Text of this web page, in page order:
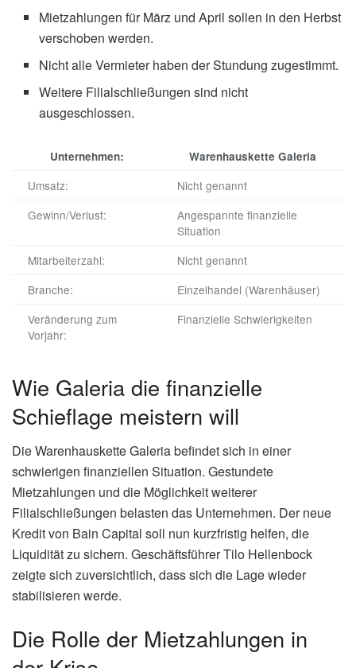
Mietzahlungen für März und April sollen in den Herbst
verschoben werden.
Nicht alle Vermieter haben der Stundung zugestimmt.
Weitere Filialschließungen sind nicht
ausgeschlossen.
Unternehmen: Warenhauskette Galeria
Umsatz:
Nicht genannt
Gewinn/Verlust:
Angespannte finanzielle
Situation
Mitarbeiterzahl:
Nicht genannt
Branche:
Einzelhandel (Warenhäuser)
Veränderung zum
Vorjahr:
Finanzielle Schwierigkeiten
Wie Galeria die finanzielle
Schieflage meistern will
Die Warenhauskette Galeria befindet sich in einer
schwierigen finanziellen Situation. Gestundete
Mietzahlungen und die Möglichkeit weiterer
Filialschließungen belasten das Unternehmen. Der neue
Kredit von Bain Capital soll nun kurzfristig helfen, die
Liquidität zu sichern. Geschäftsführer Tilo Hellenbock
zeigte sich zuversichtlich, dass sich die Lage wieder
stabilisieren werde.
Die Rolle der Mietzahlungen in